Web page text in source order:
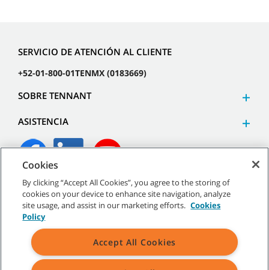
SERVICIO DE ATENCIÓN AL CLIENTE
+52-01-800-01TENMX (0183669)
SOBRE TENNANT
ASISTENCIA
2026 Tennant Company. Todos los derechos reservados.
|Políticas generales|Términos de uso
Términos de venta
Cookies
By clicking “Accept All Cookies”, you agree to the storing of
cookies on your device to enhance site navigation, analyze
site usage, and assist in our marketing efforts. Cookies
Policy
Accept All Cookies